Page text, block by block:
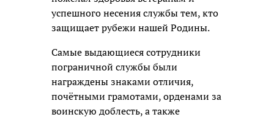
успешного несения службы тем, кто
защищает рубежи нашей Родины.
Самые выдающиеся сотрудники
пограничной службы были
награждены знаками отличия,
почётными грамотами, орденами за
воинскую доблесть, а также